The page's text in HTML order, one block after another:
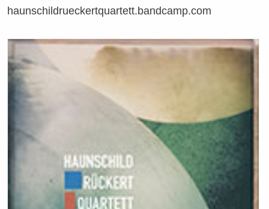
haunschildrueckertquartett.bandcamp.com